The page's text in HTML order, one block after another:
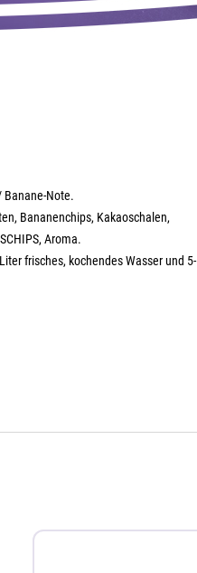
Banane-Note.
Bananenchips, Kakaoschalen,
Aroma.
frisches, kochendes Wasser und 5-